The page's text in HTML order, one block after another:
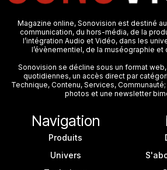
Magazine online, Sonovision est destiné
communication, du hors-média, de la
l’intégration Audio et Vidéo, dans les
l’évènementiel, de la muséographie
Sonovision se décline sous un format web,
quotidiennes, un accès direct par
Technique, Contenu, Services,
photos et une newsletter
Navigation
Produits
Univers